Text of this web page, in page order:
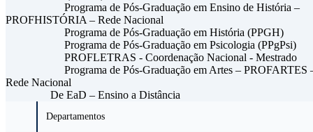
Programa de Pós-Graduação em Ensino de História –
PROFHISTÓRIA – Rede Nacional
Programa de Pós-Graduação em História (PPGH)
Programa de Pós-Graduação em Psicologia (PPgPsi)
PROFLETRAS - Coordenação Nacional - Mestrado
Programa de Pós-Graduação em Artes – PROFARTES
Rede Nacional
De EaD – Ensino a Distância
Departamentos